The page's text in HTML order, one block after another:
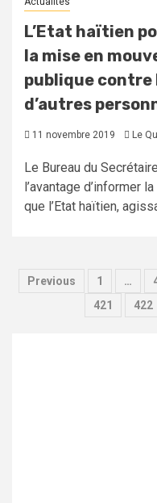
L’Etat haïtien
la mise en
publique contre
d’autres
11 novembre 2019 Le
Le Bureau du
l’avantage d’informer
que l’Etat haïtien,
Pagination
Previous 1 …
421
422